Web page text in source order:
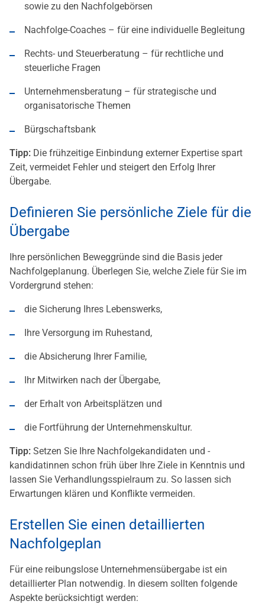
sowie zu den Nachfolgebörsen
Nachfolge-Coaches – für eine individuelle Begleitung
Rechts- und Steuerberatung – für rechtliche und
steuerliche Fragen
Unternehmensberatung – für strategische und
organisatorische Themen
Bürgschaftsbank
Tipp: Die frühzeitige Einbindung externer Expertise spart
Zeit, vermeidet Fehler und steigert den Erfolg Ihrer
Übergabe.
Definieren Sie persönliche Ziele für die
Übergabe
Ihre persönlichen Beweggründe sind die Basis jeder
Nachfolgeplanung. Überlegen Sie, welche Ziele für Sie im
Vordergrund stehen:
die Sicherung Ihres Lebenswerks,
Ihre Versorgung im Ruhestand,
die Absicherung Ihrer Familie,
Ihr Mitwirken nach der Übergabe,
der Erhalt von Arbeitsplätzen und
die Fortführung der Unternehmenskultur.
Tipp: Setzen Sie Ihre Nachfolgekandidaten und -
kandidatinnen schon früh über Ihre Ziele in Kenntnis und
lassen Sie Verhandlungsspielraum zu. So lassen sich
Erwartungen klären und Konflikte vermeiden.
Erstellen Sie einen detaillierten
Nachfolgeplan
Für eine reibungslose Unternehmensübergabe ist ein
detaillierter Plan notwendig. In diesem sollten folgende
Aspekte berücksichtigt werden: